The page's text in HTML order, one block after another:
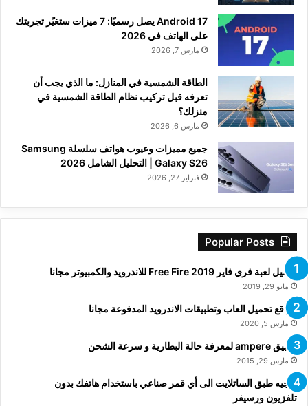
Android 17 يصل رسميًا: 7 ميزات ستغيّر تجربتك
على الهاتف في 2026
مارس 7, 2026
الطاقة الشمسية في المنازل: ما الذي يجب أن
تعرفه قبل تركيب نظام الطاقة الشمسية في
منزلك؟
مارس 6, 2026
جميع مميزات وعيوب هواتف سلسلة Samsung
Galaxy S26 | التحليل الشامل 2026
فبراير 27, 2026
Popular Posts
تحميل لعبة فري فاير Free Fire 2019 للاندرويد والكمبيوتر مجانا
مايو 29, 2019
مواقع تحميل العاب وتطبيقات الاندرويد المدفوعة مجانا
مارس 5, 2020
تطبيق ampere لمعرفة حالة البطارية و سرعة الشحن
مارس 29, 2015
توجيه طبق الساتلايت الى أي قمر صناعي باستخدام هاتفك بدون
تلفزيون ورسيفر